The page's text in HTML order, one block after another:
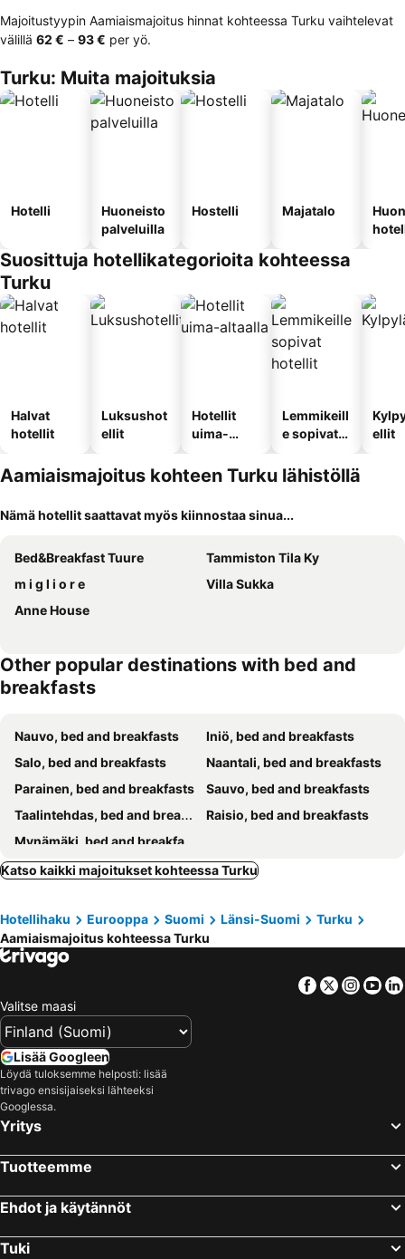
Majoitustyypin Aamiaismajoitus hinnat kohteessa Turku vaihtelevat
välillä ‎62 € – ‎93 € per yö.
Turku: Muita majoituksia
Hotelli
Huoneisto
palveluilla
Hostelli Majatalo
Suosittuja hotellikategorioita kohteessa
Turku
Halvat
hotellit
Luksushot
ellit
Hotellit
uima-
Lemmikeill
e sopivat
ellit
Aamiaismajoitus kohteen Turku lähistöllä
Nämä hotellit saattavat myös kiinnostaa sinua...
Bed&Breakfast Tuure
Tammiston Tila Ky
m i g l i o r e
Villa Sukka
Anne House
Other popular destinations with bed and
breakfasts
Nauvo, bed and breakfasts
Iniö, bed and breakfasts
Salo, bed and breakfasts
Naantali, bed and breakfasts
Parainen, bed and breakfasts
Sauvo, bed and breakfasts
Taalintehdas, bed and breakfasts
Raisio, bed and breakfasts
Mynämäki, bed and breakfasts
Katso kaikki majoitukset kohteessa Turku
Hotellihaku Eurooppa Suomi Länsi-Suomi
Turku
Aamiaismajoitus kohteessa Turku
Facebook
Twitter
Valitse maasi
Lisää Googleen
Löydä tuloksemme helposti: lisää
trivago ensisijaiseksi lähteeksi
Googlessa.
Yritys
Tuotteemme
Ehdot ja käytännöt
Tuki